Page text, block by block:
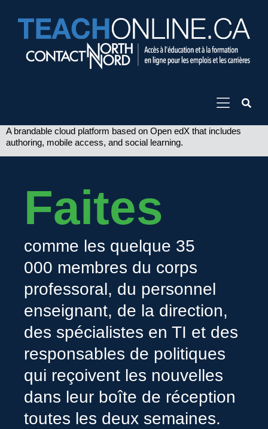
A brandable cloud platform based on Open edX that includes
authoring, mobile access, and social learning.
Faites
comme les quelque 35
000 membres du corps
professoral, du personnel
enseignant, de la direction,
des spécialistes en TI et des
responsables de politiques
qui reçoivent les nouvelles
dans leur boîte de réception
toutes les deux semaines.